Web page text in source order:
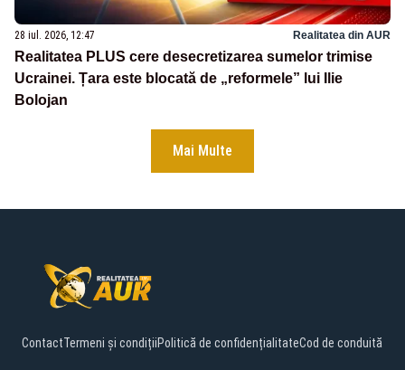
28 iul. 2026, 12:47 Realitatea din AUR
Realitatea PLUS cere desecretizarea sumelor trimise
Ucrainei. Țara este blocată de „reformele” lui Ilie
Bolojan
Mai Multe
ContactTermeni și condițiiPolitică de confidențialitateCod de conduită